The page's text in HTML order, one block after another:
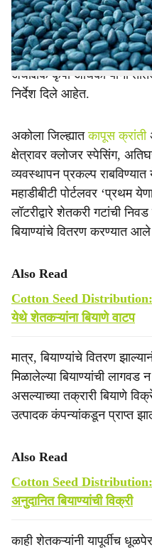
e
कृषी विभागाने कठोर भूमिका
बियाण्यांची विक्री करणाऱ्या
काळ्या यादीत टाकण्याचा
अधीक्षक कृषी अधिकाऱ्यांनी
निर्देश दिले आहेत.
अकोला जिल्ह्यातकापूस क्रांती
क्षेत्रावर क्लोजर स्पेसिंग,
व्यवस्थापन प्रकल्प
महाडीबीटी पोर्टलवर ‘प्रथम
लॉटरीद्वारे शेतकरी गटांची
बियाण्यांचे वितरण करण्यात
Also Read
Cotton Seed Distribution:
येथे शेतकऱ्यांना बियाणे वाटप
मात्र, बियाण्यांचे वितरण
मिळालेल्या बियाण्यांची लागवड
असल्याच्या तक्रारी बियाणे
उत्पादक कंपन्यांकडून प्राप्त
Also Read
Cotton Seed Distribution:
अनुदानित बियाण्यांची विक्री
काही शेतकऱ्यांनी यापूर्वीच